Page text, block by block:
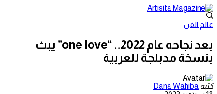
عالم الفن
بعد نجاحه عام 2022.. “one love” يبث
بنسخة مدبلجة للعربية
كتبه Dana Wahiba